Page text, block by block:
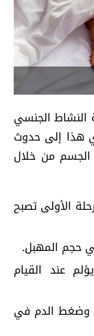
النشاط الجنسي
هذا إلى حدوث
من خلال
الأولى تصبح
حجم المهبل.
عند القيام
وضغط الدم في